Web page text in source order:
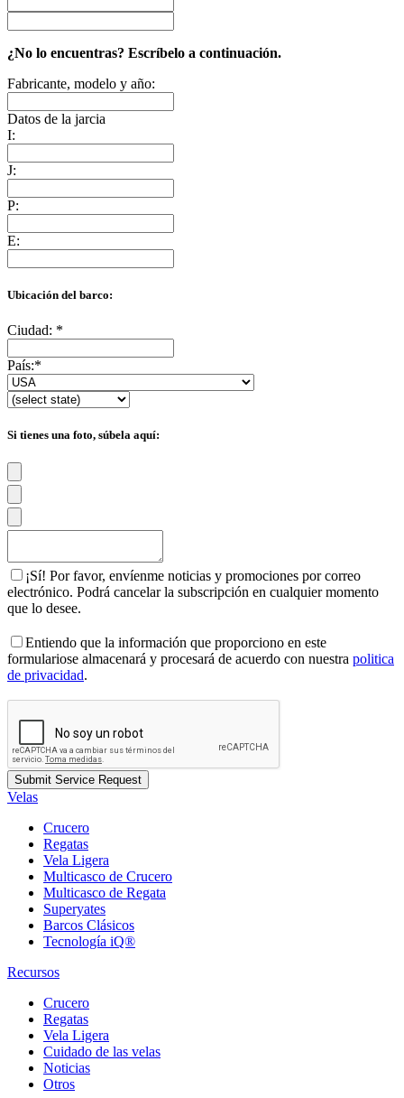
¿No lo encuentras? Escríbelo a continuación.
Fabricante, modelo y año:
Datos de la jarcia
I:
J:
P:
E:
Ubicación del barco:
Ciudad: *
País:*
Si tienes una foto, súbela aquí:
¡Sí! Por favor, envíenme noticias y promociones por correo
electrónico. Podrá cancelar la subscripción en cualquier momento
que lo desee.
Entiendo que la información que proporciono en este
formulariose almacenará y procesará de acuerdo con nuestra politica
de privacidad.
Velas
Crucero
Regatas
Vela Ligera
Multicasco de Crucero
Multicasco de Regata
Superyates
Barcos Clásicos
Tecnología iQ®
Recursos
Crucero
Regatas
Vela Ligera
Cuidado de las velas
Noticias
Otros